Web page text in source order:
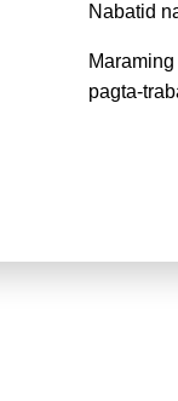
Nabatid
pagta-